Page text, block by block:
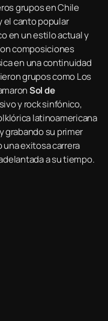
grupos en Chile
el canto popular
en un estilo actual y
composiciones
en una continuidad
grupos como Los
Sol de
y rock sinfónico,
latinoamericana
grabando su primer
una exitosa carrera
a su tiempo.